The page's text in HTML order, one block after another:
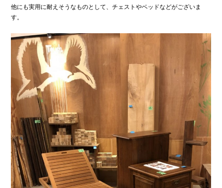
他にも実用に耐えそうなものとして、チェストやベッドなどがございま
す。